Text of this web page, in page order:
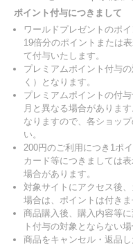
ポイント付与につきまして
ワールドプレゼントのポ
19倍分のポイントまたは
て付与いたします。
プレミアムポイント付与
く）となります。
プレミアムポイントの付
月と異なる場合がありま
なりますので、各ショッ
い。
200円のご利用につき1ポ
カード等につきましては
場合があります。
対象サイトにアクセス後
場合は、ポイントは付きま
商品購入後、購入内容等
ト付与の対象とならない場
商品をキャンセル・返品